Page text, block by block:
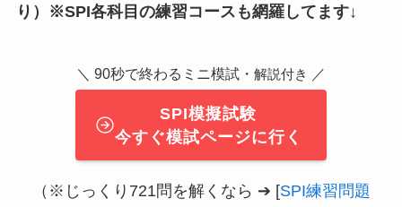
り）※SPI各科目の練習コースも網羅してます↓
＼ 90秒で終わるミニ模試・ 解説付き ／
SPI模擬試験
今すぐ模試ページに行く
（※じっくり721問を解くなら ➔ [SPI練習問題